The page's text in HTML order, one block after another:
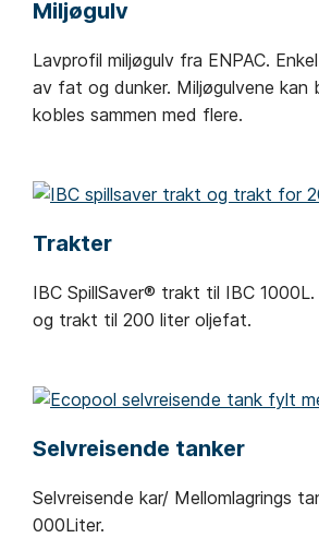
Miljøgulv
Lavprofil miljøgulv fra ENPAC.
av fat og dunker. Miljøgulvene kan
kobles sammen med flere.
Trakter
IBC SpillSaver® trakt til IBC
og trakt til 200 liter oljefat.
Selvreisende tanker
Selvreisende kar/ Mellomlagrings
000Liter.